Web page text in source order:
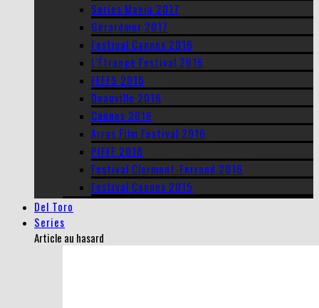
Series Mania 2017
Gérardmer 2017
Festival Cannes 2016
L’Étrange Festival 2016
FEFFS 2016
Deauville 2016
Cannes 2016
Arras Film Festival 2016
PIFFF 2016
Festival Clermont-Ferrand 2016
Festival Cannes 2015
Del Toro
Series
Article au hasard